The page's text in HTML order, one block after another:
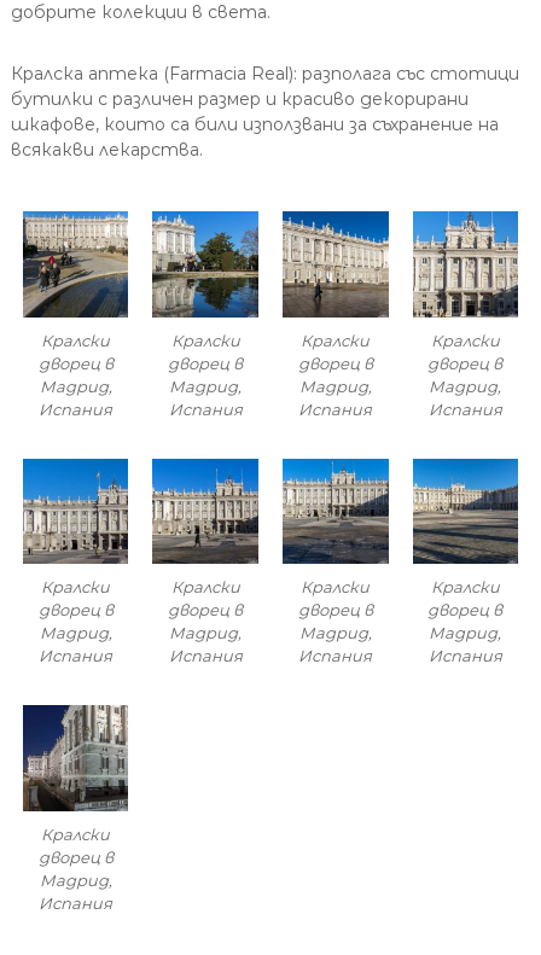
добрите колекции в света.
Кралска аптека (Farmacia Real): разполага със стотици
бутилки с различен размер и красиво декорирани
шкафове, които са били използвани за съхранение на
всякакви лекарства.
Кралски
дворец в
Мадрид,
Испания
Кралски
дворец в
Мадрид,
Испания
Кралски
дворец в
Мадрид,
Испания
Кралски
дворец в
Мадрид,
Испания
Кралски
дворец в
Мадрид,
Испания
Кралски
дворец в
Мадрид,
Испания
Кралски
дворец в
Мадрид,
Испания
Кралски
дворец в
Мадрид,
Испания
Кралски
дворец в
Мадрид,
Испания